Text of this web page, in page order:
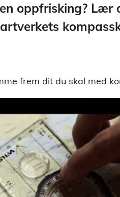
oppfrisking? Lær
frem dit du skal med